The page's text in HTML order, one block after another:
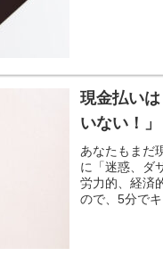
現金払い
いない！」
あなたもまだ
に「迷惑、ダ
労力的、経済
ので、5分で